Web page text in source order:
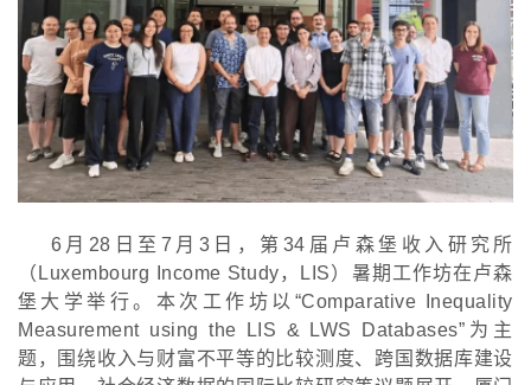
6月28日至7月3日，第34届卢森堡收入研究所
（Luxembourg Income Study，LIS）暑期工作坊在卢森
堡大学举行。本次工作坊以“Comparative Inequality
Measurement using the LIS & LWS Databases”为主
题，围绕收入与财富不平等的比较测度、跨国数据库建设